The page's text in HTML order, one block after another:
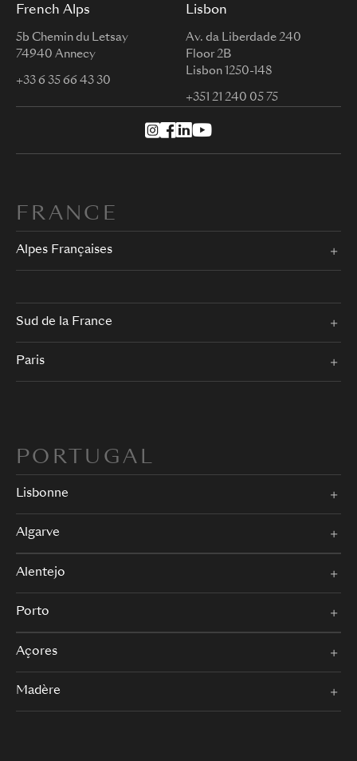
French Alps
5b Chemin du Letsay
74940 Annecy
+33 6 35 66 43 30
Lisbon
Av. da Liberdade 240
Floor 2B
Lisbon 1250-148
+351 21 240 05 75
FRANCE
Alpes Françaises
Sud de la France
Paris
PORTUGAL
Lisbonne
Algarve
Alentejo
Porto
Açores
Madère